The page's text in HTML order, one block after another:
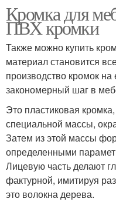
Кромка для
ПВХ кромки
Также можно купить
материал становится
производство кромок
закономерный шаг в
Это пластиковая
специальной массы,
Затем из этой массы
определенными
Лицевую часть делают
фактурной, имитируя
это волокна дерева.